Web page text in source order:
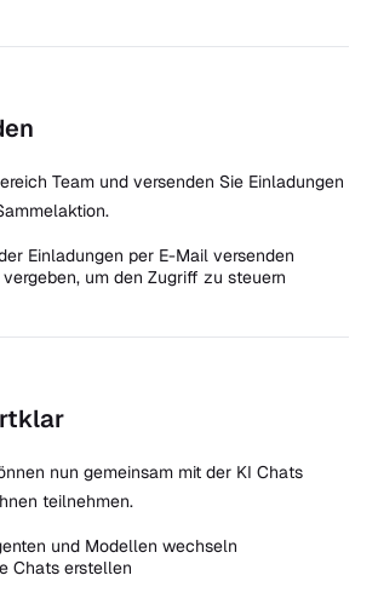
Team und versenden Sie Einladungen
Einladungen per E-Mail versenden
um den Zugriff zu steuern
nun gemeinsam mit der KI Chats
teilnehmen.
und Modellen wechseln
Chats erstellen